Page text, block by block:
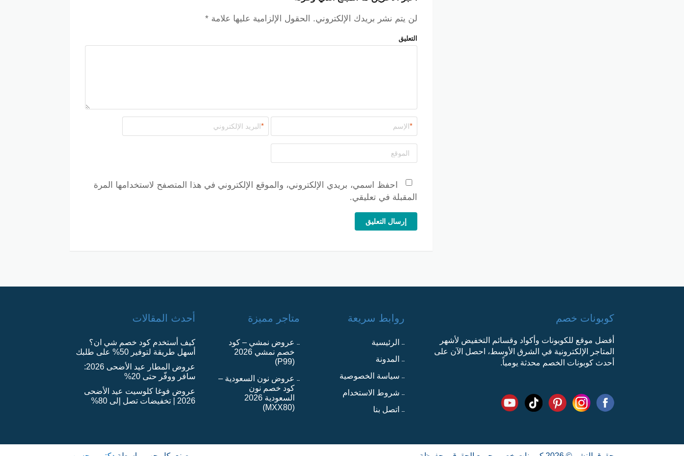
أكمل خطوات الدفع واستمتع بتجربة تسوّق طبيعية وموفّرة.
استخدمكود خصم ناتشورال تاتش للاستفادة عند الشراء مرة أخرى. لن يتم نشر بريدك الإلكتروني. الحقول الإلزامية عليها علامة *
التعليق
*
*
احفظ اسمي، بريدي الإلكتروني، والموقع الإلكتروني في هذا المتصفح لاستخدامها المرة
المقبلة في تعليقي.
إرسال التعليق
كوبونات خصم
أفضل موقع للكوبونات وأكواد وقسائم التخفيض لأشهر
المتاجر الإلكترونية في الشرق الأوسط، احصل الآن على
أحدث كوبونات الخصم محدثة يومياً.
روابط سريعة
الرئيسية
المدونة
سياسة الخصوصية
شروط الاستخدام
اتصل بنا
متاجر مميزة
عروض نمشي – كود
خصم نمشي 2026
(P99)
عروض نون السعودية –
كود خصم نون
السعودية 2026
(MXX80)
أحدث المقالات
كيف أستخدم كود خصم شي ان؟
أسهل طريقة لتوفير 50% على طلبك
عروض المطار عيد الأضحى 2026:
سافر ووفّر حتى 20%
عروض فوغا كلوسيت عيد الأضحى
2026 | تخفيضات تصل إلى 80%